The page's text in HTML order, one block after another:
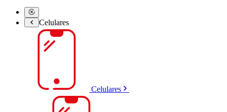
Celulares
Celulares